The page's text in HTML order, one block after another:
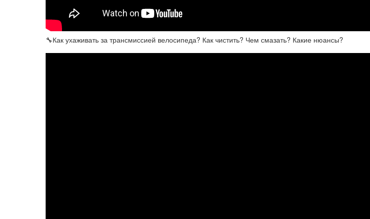
🔧Как ухаживать за трансмиссией велосипеда? Как чистить? Чем смазать? Какие нюансы?